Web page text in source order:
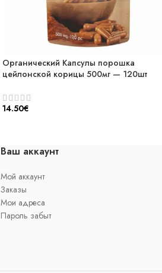
Органический Капсулы порошка
цейлонской корицы 500мг — 120шт
14.50€
Ваш аккаунт
Мой аккаунт
Заказы
Мои адреса
Пароль забыт